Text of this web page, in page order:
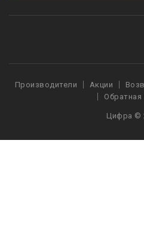
Производители Акции
Обратная
Цифра ©